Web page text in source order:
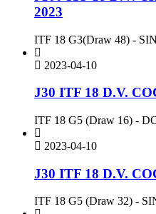
2023
ITF 18 G3(Draw 48) -
2023-04-10
J30 ITF 18 D.V.
ITF 18 G5 (Draw 16) -
2023-04-10
J30 ITF 18 D.V.
ITF 18 G5 (Draw 32) -